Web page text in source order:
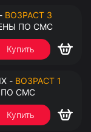
ВОЗРАСТ 3
ПО СМС
Купить
- ВОЗРАСТ 1
СМС
Купить